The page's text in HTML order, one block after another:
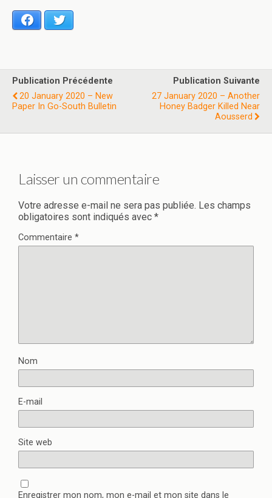
Facebook
Publication Précédente
20 January 2020 – New
Paper In Go-South Bulletin
Publication Suivante
27 January 2020 – Another
Honey Badger Killed Near
Aousserd
Laisser un commentaire
Votre adresse e-mail ne sera pas publiée. Les champs
obligatoires sont indiqués avec *
Commentaire *
Nom
E-mail
Site web
Enregistrer mon nom, mon e-mail et mon site dans le